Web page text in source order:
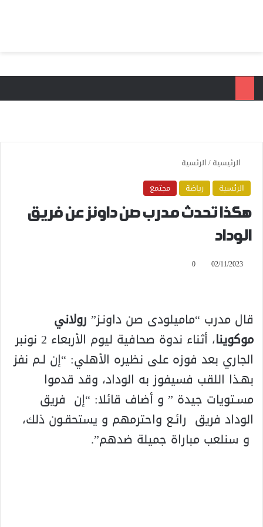
الرئيسية/الرئسية
الرئسية
رياضة مجتمع
هكذا تحدث مدرب صن داونز عن فريق
الوداد
02/11/2023
0
قال مدرب “ماميلودى صن داونـز” رولاني
موكوينا
، أثناء ندوة صحافية ليوم الأربعاء 2 نونبر
الجاري بعد فوزه على نظيره الأهلي: “إن لـم نفز
بهـذا اللقب فسيفوز به الوداد، وقد قدموا
مسـتويات جيدة ” و أضاف قائلا: “إن فريق
الوداد فريق رائـع واحترمهم و يستحقـون ذلك،
و سنلعب مباراة جميلة ضدهم”.